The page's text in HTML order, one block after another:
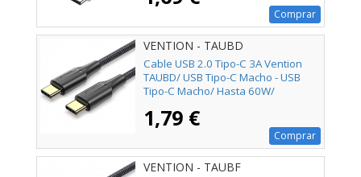
Comprar
VENTION - TAUBD
Cable USB 2.0 Tipo-C 3A Vention
TAUBD/ USB Tipo-C Macho - USB
Tipo-C Macho/ Hasta 60W/
1,79 €
Comprar
VENTION - TAUBF